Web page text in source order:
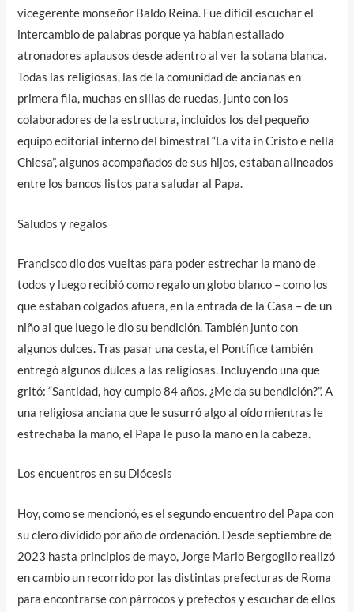
vicegerente monseñor Baldo Reina. Fue difícil escuchar el
intercambio de palabras porque ya habían estallado
atronadores aplausos desde adentro al ver la sotana blanca.
Todas las religiosas, las de la comunidad de ancianas en
primera fila, muchas en sillas de ruedas, junto con los
colaboradores de la estructura, incluidos los del pequeño
equipo editorial interno del bimestral “La vita in Cristo e nella
Chiesa”, algunos acompañados de sus hijos, estaban alineados
entre los bancos listos para saludar al Papa.
Saludos y regalos
Francisco dio dos vueltas para poder estrechar la mano de
todos y luego recibió como regalo un globo blanco – como los
que estaban colgados afuera, en la entrada de la Casa – de un
niño al que luego le dio su bendición. También junto con
algunos dulces. Tras pasar una cesta, el Pontífice también
entregó algunos dulces a las religiosas. Incluyendo una que
gritó: “Santidad, hoy cumplo 84 años. ¿Me da su bendición?”. A
una religiosa anciana que le susurró algo al oído mientras le
estrechaba la mano, el Papa le puso la mano en la cabeza.
Los encuentros en su Diócesis
Hoy, como se mencionó, es el segundo encuentro del Papa con
su clero dividido por año de ordenación. Desde septiembre de
2023 hasta principios de mayo, Jorge Mario Bergoglio realizó
en cambio un recorrido por las distintas prefecturas de Roma
para encontrarse con párrocos y prefectos y escuchar de ellos